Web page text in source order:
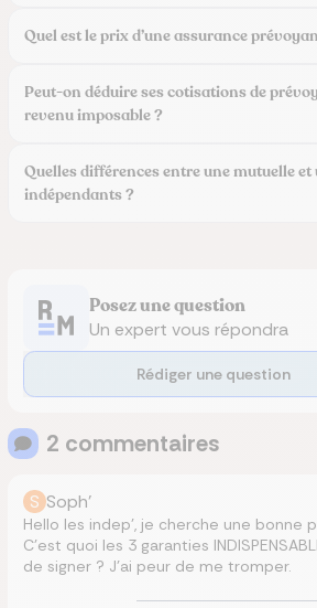
Quel est le prix d’une assurance
Peut-on déduire ses cotisations de
revenu imposable ?
Quelles différences entre une mutuelle
indépendants ?
Posez une question
Un expert vous répondra
Rédiger une question
2 commentaires
S Soph'
Hello les indep’, je cherche une bonne
C’est quoi les 3 garanties
de signer ? J’ai peur de me tromper.